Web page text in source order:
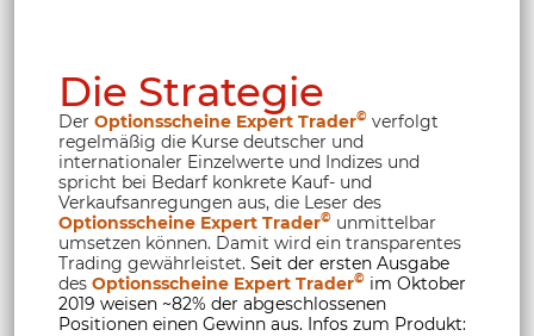
Die Strategie
Der Optionsscheine Expert Trader© verfolgt
regelmäßig die Kurse deutscher und
internationaler Einzelwerte und Indizes und
spricht bei Bedarf konkrete Kauf- und
Verkaufsanregungen aus, die Leser des
Optionsscheine Expert Trader© unmittelbar
umsetzen können. Damit wird ein transparentes
Trading gewährleistet. Seit der ersten Ausgabe
des Optionsscheine Expert Trader© im Oktober
2019 weisen ~82% der abgeschlossenen
Positionen einen Gewinn aus. Infos zum Produkt: